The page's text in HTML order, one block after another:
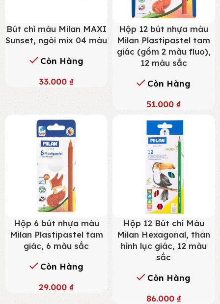
Bút chì màu Milan MAXI
Sunset, ngòi mix 04 màu
Còn Hàng
33.000 ₫
Hộp 12 bút nhựa màu
Milan Plastipastel tam
giác (gồm 2 màu fluo),
12 màu sắc
Còn Hàng
51.000₫
Hộp 6 bút nhựa màu
Milan Plastipastel tam
giác, 6 màu sắc
Còn Hàng
29.000 ₫
Hộp 12 Bút chì Màu
Milan Hexagonal, thân
hình lục giác, 12 màu
sắc
Còn Hàng
86.000 ₫